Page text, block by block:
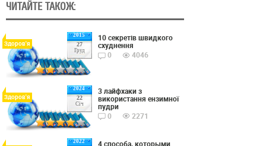
ЧИТАЙТЕ ТАКОЖ:
2015
27
Груд
Здоров'я
10 секретів швидкого
схуднення
0
4046
2024
22
Січ
Здоров'я
3 лайфхаки з
використання ензимної
пудри
0
2271
2022
4 способа, которыми